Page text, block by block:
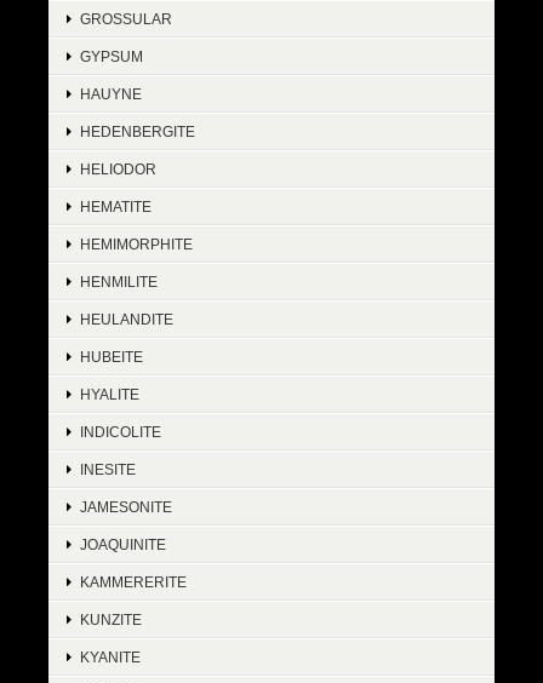
GROSSULAR
GYPSUM
HAUYNE
HEDENBERGITE
HELIODOR
HEMATITE
HEMIMORPHITE
HENMILITE
HEULANDITE
HUBEITE
HYALITE
INDICOLITE
INESITE
JAMESONITE
JOAQUINITE
KAMMERERITE
KUNZITE
KYANITE